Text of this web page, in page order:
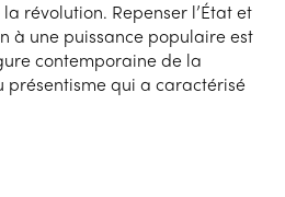
révolution. Repenser l’État et
à une puissance populaire est
contemporaine de la
présentisme qui a caractérisé